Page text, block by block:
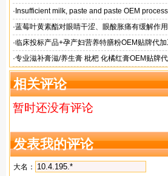
风向
· Insufficient milk, paste and paste OEM
·蓝莓叶黄素酯对眼睛干涩、眼酸胀痛有缓解作
牌代工
·临床投标产品+孕产妇营养特膳粉OEM贴牌代
业
·专业滋补膏滋/养生膏 枇杷 化橘红膏OEM贴牌
相关评论
暂时还没有评论
发表我的评论
大名：